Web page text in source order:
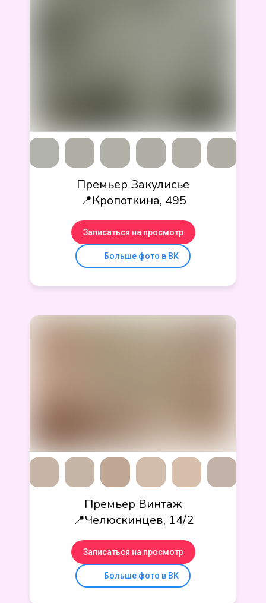
Премьер Закулисье
📍Кропоткина, 495
Записаться на просмотр
Больше фото в ВК
Премьер Винтаж
📍Челюскинцев, 14/2
Записаться на просмотр
Больше фото в ВК